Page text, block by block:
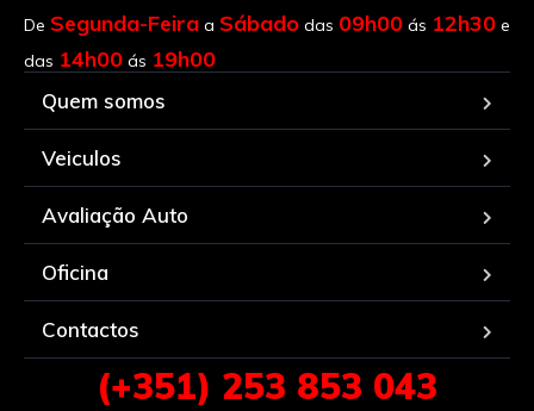
De Segunda-Feira a Sábado das 09h00 ás 12h30 e
das 14h00 ás 19h00
Quem somos
Veiculos
Avaliação Auto
Oficina
Contactos
(+351) 253 853 043